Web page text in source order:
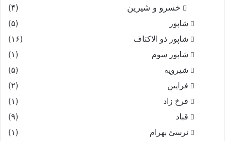
خسرو و شیرین (۴)
شاپور
(۵)
شاپور ذو الاکتاف
(۱۶)
شاپور سوم‏
(۱)
شیرویه
(۵)
فرایین
(۲)
فرخ زاد
(۱)
قباد
(۹)
نرسئ بهرام‏
(۱)